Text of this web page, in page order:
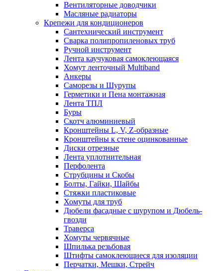
Вентиляторные доводчики
Масляные радиаторы
Крепежи для кондиционеров
Сантехнический инструмент
Сварка полипропиленовых труб
Ручной инструмент
Лента каучуковая самоклеющаяся
Хомут ленточный Multiband
Анкеры
Саморезы и Шурупы
Герметики и Пена монтажная
Лента ТПЛ
Буры
Скотч алюминиевый
Кронштейны L, V, Z-образные
Кронштейны к стене оцинкованные
Диски отрезные
Лента уплотнительная
Перфолента
Струбцины и Скобы
Болты, Гайки, Шайбы
Стяжки пластиковые
Хомуты для труб
Дюбели фасадные с шурупом и Дюбель-
гвозди
Траверса
Хомуты червячные
Шпилька резьбовая
Штифты самоклеющиеся для изоляции
Перчатки, Мешки, Стрейч